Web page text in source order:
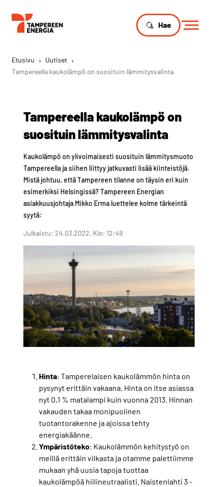
Hae
Etusivu › Uutiset ›
Tampereella kaukolämpö on suosituin lämmitysvalinta
Tampereella kaukolämpö on
suosituin lämmitysvalinta
Kaukolämpö on ylivoimaisesti suosituin lämmitysmuoto
Tampereella ja siihen liittyy jatkuvasti lisää kiinteistöjä.
Mistä johtuu, että Tampereen tilanne on täysin eri kuin
esimerkiksi Helsingissä? Tampereen Energian
asiakkuusjohtaja Mikko Erma luettelee kolme tärkeintä
syytä:
Julkaistu: 24.03.2022, Klo: 12:49
Hinta: Tamperelaisen kaukolämmön hinta on
pysynyt erittäin vakaana. Hinta on itse asiassa
nyt 0,1 % matalampi kuin vuonna 2013. Hinnan
vakauden takaa monipuolinen
tuotantorakenne ja ajoissa tehty
energiakäänne.
Ympäristöteko: Kaukolämmön kehitystyö on
meillä erittäin vilkasta ja otamme palettiimme
mukaan yhä uusia tapoja tuottaa
kaukolämpöä hiilineutraalisti. Naistenlahti 3 -